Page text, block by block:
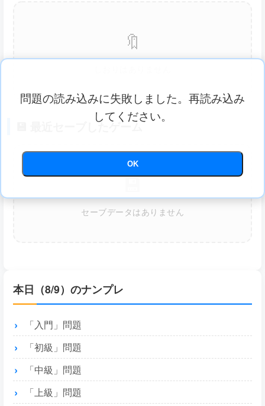
問題の読み込みに失敗しました。再読み込み
してください。
OK
🔖
💾 最近セーブしたゲーム
💾
セーブデータはありません
本日（8/9）のナンプレ
「入門」問題
「初級」問題
「中級」問題
「上級」問題